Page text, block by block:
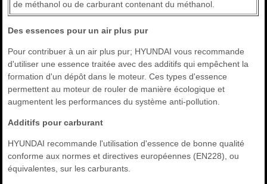
de méthanol ou de carburant contenant du méthanol.
Des essences pour un air plus pur
Pour contribuer à un air plus pur; HYUNDAI vous recommande
d'utiliser une essence traitée avec des additifs qui empêchent la
formation d'un dépôt dans le moteur. Ces types d'essence
permettent au moteur de rouler de manière écologique et
augmentent les performances du système anti-pollution.
Additifs pour carburant
HYUNDAI recommande l'utilisation d'essence de bonne qualité
conforme aux normes et directives européennes (EN228), ou
équivalentes, sur les carburants.